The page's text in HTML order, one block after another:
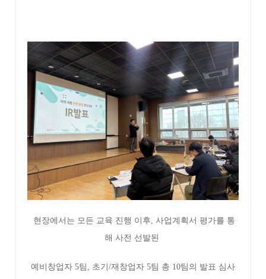
현장에서는 모든 교육 진행 이후, 사업계획서 평가를 통
해 사전 선발된
예비창업자 5팀, 초기/재창업자 5팀 총 10팀의 발표 심사